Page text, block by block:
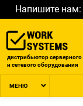
Напишите нам:
дистрибьютор серверного
и сетевого оборудования
МЕНЮ